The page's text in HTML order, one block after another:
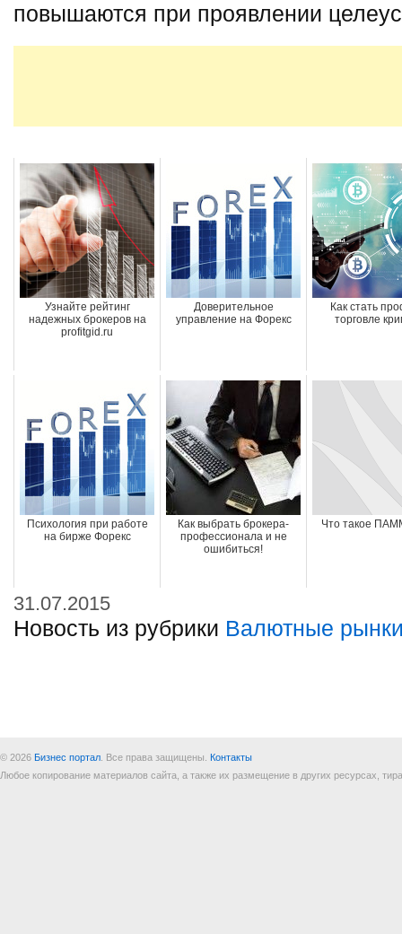
повышаются при проявлении
Узнайте рейтинг
надежных брокеров на
profitgid.ru
Доверительное
управление на Форекс
Как стать
торговле
Психология при работе
на бирже Форекс
Как выбрать брокера-
профессионала и не
ошибиться!
Что такое
31.07.2015
Новость из рубрики Валютные
© 2026 Бизнес портал . Все права защищены. Контакты
Любое копирование материалов сайта, а также их размещение в других ресурсах,